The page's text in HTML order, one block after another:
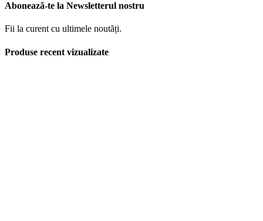
Abonează-te la Newsletterul nostru
Fii la curent cu ultimele noutăți.
Produse recent vizualizate